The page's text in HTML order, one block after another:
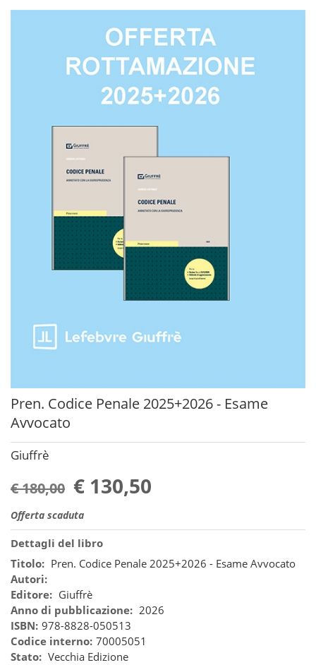
Pren. Codice Penale 2025+2026 - Esame
Avvocato
Giuffrè
€ 180,00 € 130,50
Offerta scaduta
Dettagli del libro
Titolo: Pren. Codice Penale 2025+2026 - Esame Avvocato
Autori:
Editore: Giuffrè
Anno di pubblicazione: 2026
ISBN: 978-8828-050513
Codice interno: 70005051
Stato: Vecchia Edizione